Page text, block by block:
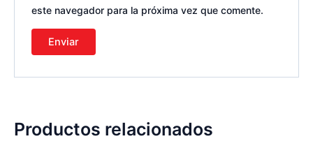
este navegador para la próxima vez que comente.
Productos relacionados